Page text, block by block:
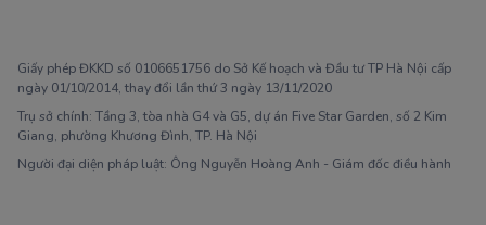
Giấy phép ĐKKD số 0106651756 do Sở Kế hoạch và Đầu tư TP Hà Nội cấp
ngày 01/10/2014, thay đổi lần thứ 3 ngày 13/11/2020
Trụ sở chính: Tầng 3, tòa nhà G4 và G5, dự án Five Star Garden, số 2 Kim
Giang, phường Khương Đình, TP. Hà Nội
Người đại diện pháp luật: Ông Nguyễn Hoàng Anh - Giám đốc điều hành